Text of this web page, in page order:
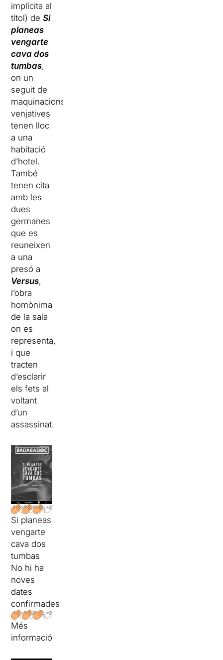
implícita al
títol) deSi
planeas
vengarte
cava dos
tumbas,
on un
seguit de
maquinacions
venjatives
tenen lloc
a una
habitació
d’hotel.
També
tenen cita
amb les
dues
germanes
que es
reuneixen
a una
presó a
Versus,
l’obra
homònima
de la sala
on es
representa,
i que
tracten
d’esclarir
els fets al
voltant
d’un
assassinat.
Si planeas
vengarte
cava dos
tumbas
No hi ha
noves
dates
confirmades
Més
informació